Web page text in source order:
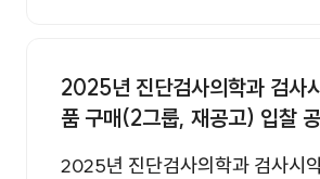
2025년 진단검사의학과 검사
품 구매(2그룹, 재공고) 입찰
2025년 진단검사의학과 검사시